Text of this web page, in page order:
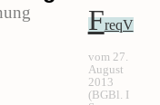
FreqV
vom 27.
August
2013
(BGBl. I